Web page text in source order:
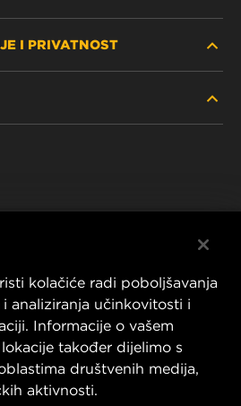
I PRIVATNOST
Poland
kolačiće radi poboljšavanja
analiziranja učinkovitosti i
Informacije o vašem
također dijelimo s
društvenih medija,
aktivnosti.